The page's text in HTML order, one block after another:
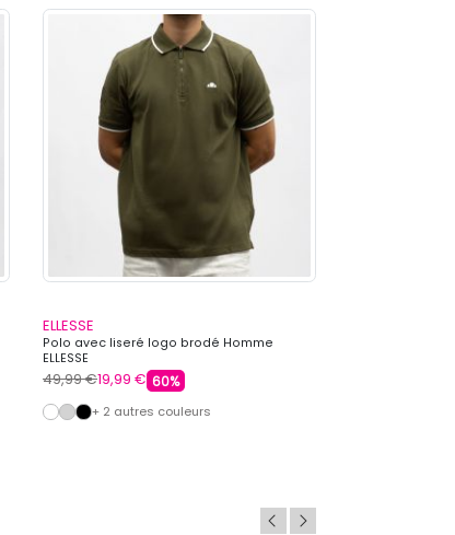
ELLESSE
Polo avec liseré logo brodé Homme
ELLESSE
49,99 €19,99 € 60%
+ 2 autres couleurs